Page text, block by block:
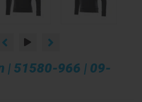
| 51580-966 | 09-